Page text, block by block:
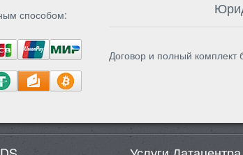
способом:
Договор и полный комплект